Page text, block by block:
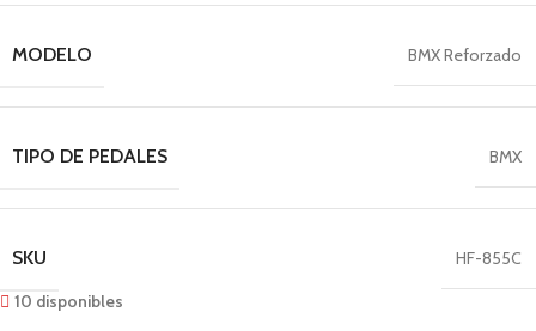
MODELO BMX Reforzado
TIPO DE PEDALES BMX
SKU
HF-855C
10 disponibles